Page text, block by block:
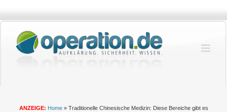
springen
ANZEIGE: Home» Traditionelle Chinesische Medizin: Diese Bereiche gibt es